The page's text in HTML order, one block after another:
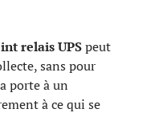
relais UPSpeut
sans pour
porte à un
à ce qui se